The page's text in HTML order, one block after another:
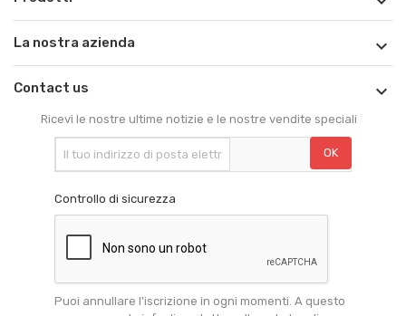
La nostra azienda 
Contact us 
Ricevi le nostre ultime notizie e le nostre vendite speciali
Controllo di sicurezza
Puoi annullare l'iscrizione in ogni momenti. A questo